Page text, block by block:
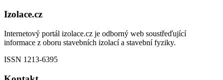
Izolace.cz
Internetový portál izolace.cz je odborný web soustřeďující
informace z oboru stavebních izolací a stavební fyziky.
ISSN 1213-6395